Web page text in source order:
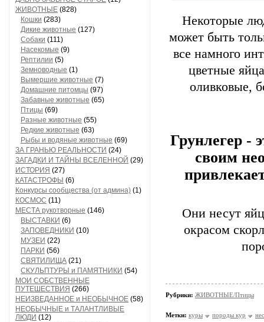
ЖИВОТНЫЕ (828)
Кошки (283)
Дикие животные (127)
Собаки (111)
Насекомые (9)
Рептилии (5)
Земноводные (1)
Вымершие животные (7)
Домашние питомцы (97)
Забавные животные (65)
Птицы (69)
Разные животные (55)
Редкие животные (63)
Рыбы и водяные животные (69)
ЗА ГРАНЬЮ РЕАЛЬНОСТИ (24)
ЗАГАДКИ И ТАЙНЫ ВСЕЛЕННОЙ (29)
ИСТОРИЯ (27)
КАТАСТРОФЫ (6)
Конкурсы сообщества (от админа) (1)
КОСМОС (11)
МЕСТА рукотворные (146)
ВЫСТАВКИ (6)
ЗАПОВЕДНИКИ (10)
МУЗЕИ (22)
ПАРКИ (56)
СВЯТИЛИЩА (21)
СКУЛЬПТУРЫ и ПАМЯТНИКИ (54)
МОИ СОБСТВЕННЫЕ
ПУТЕШЕСТВИЯ (266)
НЕИЗВЕДАННОЕ и НЕОБЫЧНОЕ (58)
НЕОБЫЧНЫЕ и ТАЛАНТЛИВЫЕ
ЛЮДИ (12)
Некоторые
может быть
все намного
цветные
оливковые,
Грунлегер -
своим
Они несут
окрасом
Рубрики: ЖИВОТНЫЕ/Птицы
Метки: куры породы кур